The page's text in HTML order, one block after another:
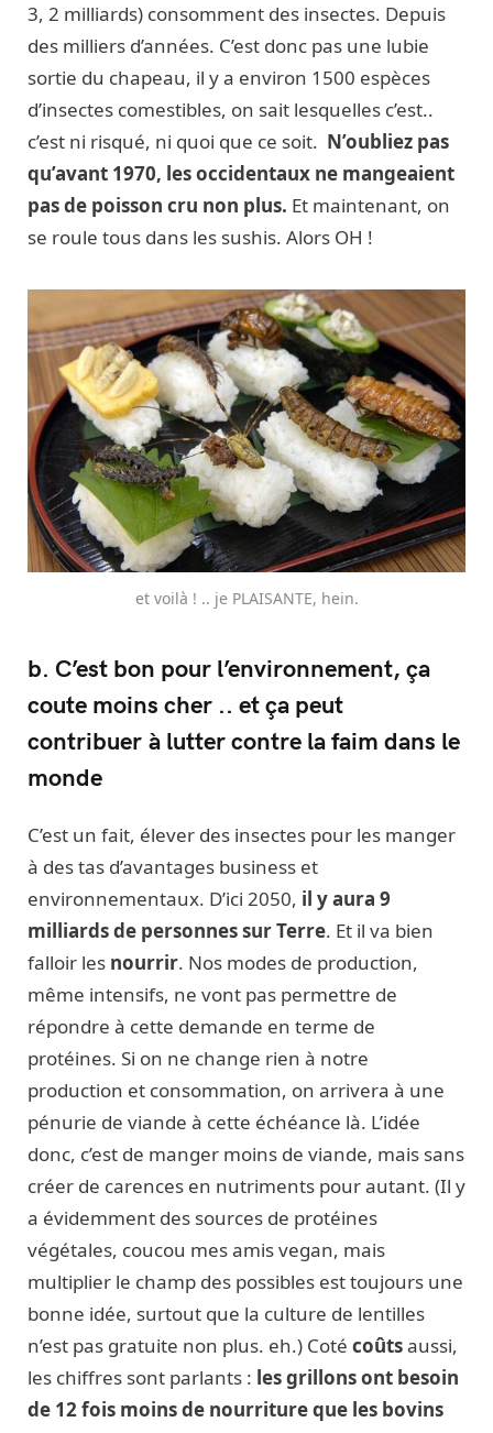
3, 2 milliards) consomment des insectes. Depuis
des milliers d’années. C’est donc pas une lubie
sortie du chapeau, il y a environ 1500 espèces
d’insectes comestibles, on sait lesquelles c’est..
c’est ni risqué, ni quoi que ce soit. N’oubliez pas
qu’avant 1970, les occidentaux ne mangeaient
pas de poisson cru non plus. Et maintenant, on
se roule tous dans les sushis. Alors OH !
et voilà ! .. je PLAISANTE, hein.
b. C’est bon pour l’environnement, ça
coute moins cher .. et ça peut
contribuer à lutter contre la faim dans le
monde
C’est un fait, élever des insectes pour les manger
à des tas d’avantages business et
environnementaux. D’ici 2050, il y aura 9
milliards de personnes sur Terre. Et il va bien
falloir les nourrir. Nos modes de production,
même intensifs, ne vont pas permettre de
répondre à cette demande en terme de
protéines. Si on ne change rien à notre
production et consommation, on arrivera à une
pénurie de viande à cette échéance là. L’idée
donc, c’est de manger moins de viande, mais sans
créer de carences en nutriments pour autant. (Il y
a évidemment des sources de protéines
végétales, coucou mes amis vegan, mais
multiplier le champ des possibles est toujours une
bonne idée, surtout que la culture de lentilles
n’est pas gratuite non plus. eh.) Coté coûtsaussi,
les chiffres sont parlants : les grillons ont besoin
de 12 fois moins de nourriture que les bovins